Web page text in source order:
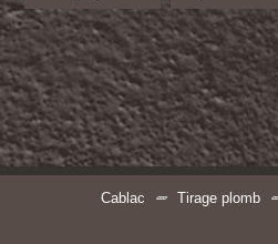
Cablac Tirage plomb